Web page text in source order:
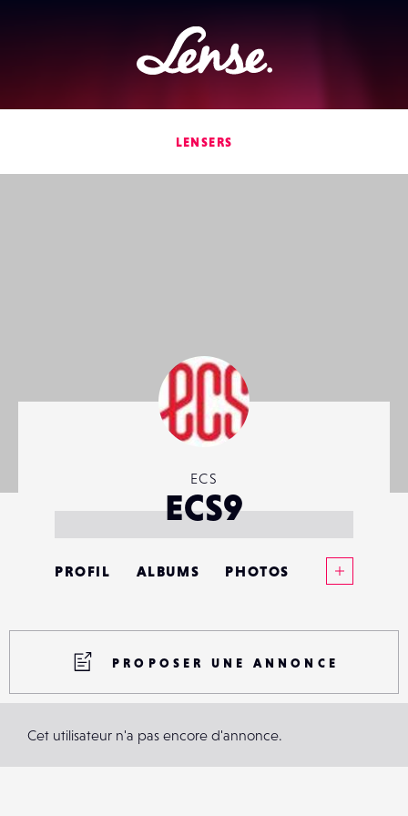
Lense
LENSERS
ECS
ECS9
PROFIL ALBUMS PHOTOS
CONTACTS
ÉVÉNEMENTS
PROPOSER UNE ANNONCE
Cet utilisateur n'a pas encore d'annonce.